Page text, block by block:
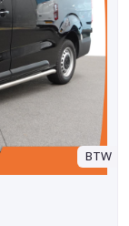
BTW